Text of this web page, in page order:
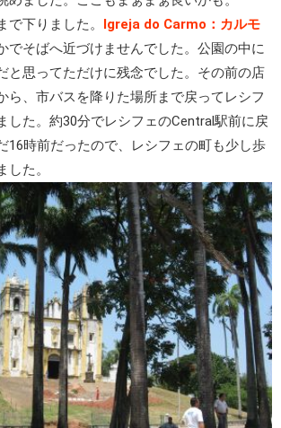
で下りました。 Igreja do Carmo：カルモ
でそばへ近づけませんでした。公園の中に
と思ってただけに残念でした。その前の店
ら、市バスを降りた場所まで戻ってレシフ
した。約30分でレシフェのCentral駅前に戻
16時前だったので、レシフェの町も少し歩
た。